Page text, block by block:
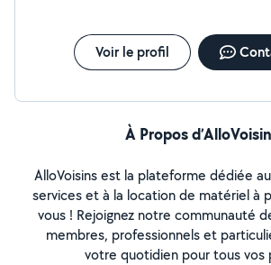
garages et entreprises Intervention locale Disponible
7j/7 Réponse rapide
Voir le profil
À Propos
AlloVoisins est la plateforme dédiée
services et à la location de matériel à
vous ! Rejoignez notre communauté
membres, professionnels et
votre quotidien pour tous vos